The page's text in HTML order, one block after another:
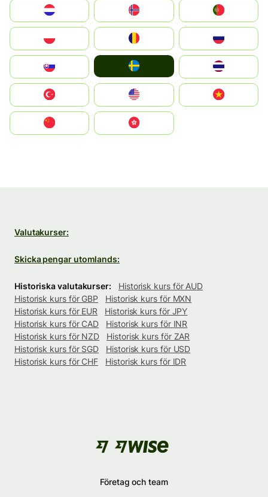
United States
中國香港特別行政區
Valutakurser:
Skicka pengar utomlands:
Historiska valutakurser:
Historisk kurs för AUD
Historisk kurs för GBP
Historisk kurs för MXN
Historisk kurs för EUR
Historisk kurs för JPY
Historisk kurs för CAD
Historisk kurs för INR
Historisk kurs för NZD
Historisk kurs för ZAR
Historisk kurs för SGD
Historisk kurs för USD
Historisk kurs för CHF
Historisk kurs för IDR
Företag och team